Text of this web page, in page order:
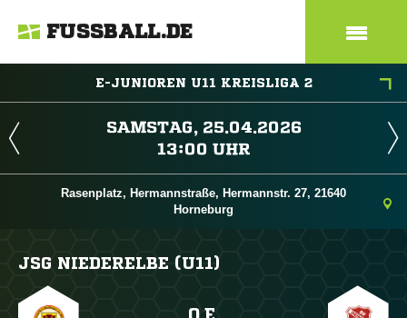
FUSSBALL.DE
E-JUNIOREN U11 KREISLIGA 2
 
 
Rasenplatz, Hermannstraße, Hermannstr. 27, 21640
Horneburg
JSG NIEDERELBE (U11)
O.E.